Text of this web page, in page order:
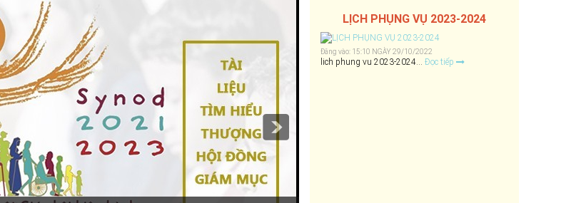
LỊCH PHỤNG VỤ 2023-2024
Đăng vào: 15:10 NGÀY 29/10/2022
lich phung vu 2023-2024...Đọc tiếp